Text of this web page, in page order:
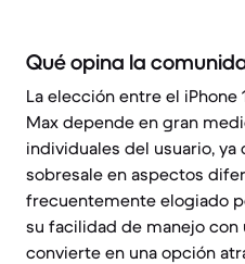
Qué opina la
La elección entre el iPhone
Max depende en gran
individuales del usuario,
sobresale en aspectos
frecuentemente elogiado
su facilidad de manejo con
convierte en una opción